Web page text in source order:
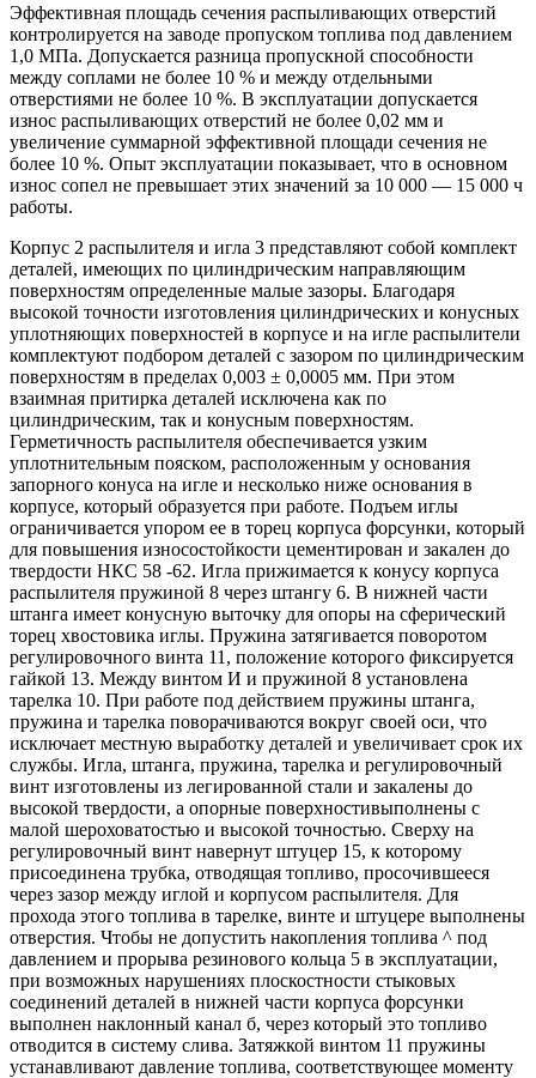
Эффективная площадь сечения распыливающих отверстий
контролируется на заводе пропуском топлива под давлением
1,0 МПа. Допускается разница пропускной способности
между соплами не более 10 % и между отдельными
отверстиями не более 10 %. В эксплуатации допускается
износ распыливающих отверстий не более 0,02 мм и
увеличение суммарной эффективной площади сечения не
более 10 %. Опыт эксплуатации показывает, что в основном
износ сопел не превышает этих значений за 10 000 — 15 000 ч
работы.
Корпус 2 распылителя и игла 3 представляют собой комплект
деталей, имеющих по цилиндрическим направляющим
поверхностям определенные малые зазоры. Благодаря
высокой точности изготовления цилиндрических и конусных
уплотняющих поверхностей в корпусе и на игле распылители
комплектуют подбором деталей с зазором по цилиндрическим
поверхностям в пределах 0,003 ± 0,0005 мм. При этом
взаимная притирка деталей исключена как по
цилиндрическим, так и конусным поверхностям.
Герметичность распылителя обеспечивается узким
уплотнительным пояском, расположенным у основания
запорного конуса на игле и несколько ниже основания в
корпусе, который образуется при работе. Подъем иглы
ограничивается упором ее в торец корпуса форсунки, который
для повышения износостойкости цементирован и закален до
твердости НКС 58 -62. Игла прижимается к конусу корпуса
распылителя пружиной 8 через штангу 6. В нижней части
штанга имеет конусную выточку для опоры на сферический
торец хвостовика иглы. Пружина затягивается поворотом
регулировочного винта 11, положение которого фиксируется
гайкой 13. Между винтом И и пружиной 8 установлена
тарелка 10. При работе под действием пружины штанга,
пружина и тарелка поворачиваются вокруг своей оси, что
исключает местную выработку деталей и увеличивает срок их
службы. Игла, штанга, пружина, тарелка и регулировочный
винт изготовлены из легированной стали и закалены до
высокой твердости, а опорные поверхностивыполнены с
малой шероховатостью и высокой точностью. Сверху на
регулировочный винт навернут штуцер 15, к которому
присоединена трубка, отводящая топливо, просочившееся
через зазор между иглой и корпусом распылителя. Для
прохода этого топлива в тарелке, винте и штуцере выполнены
отверстия. Чтобы не допустить накопления топлива ^ под
давлением и прорыва резинового кольца 5 в эксплуатации,
при возможных нарушениях плоскостности стыковых
соединений деталей в нижней части корпуса форсунки
выполнен наклонный канал б, через который это топливо
отводится в систему слива. Затяжкой винтом 11 пружины
устанавливают давление топлива, соответствующее моменту